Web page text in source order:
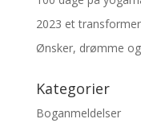
2023 et
Ønsker, drømme
Kategorier
Boganmeldelser